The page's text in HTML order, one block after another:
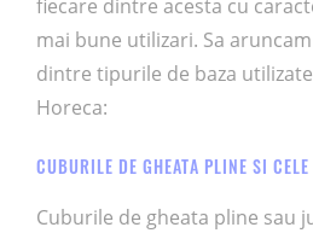
fiecare dintre acesta cu
mai bune utilizari. Sa
dintre tipurile de baza
Horeca:
CUBURILE DE GHEATA PLINE SI
Cuburile de gheata pline sau